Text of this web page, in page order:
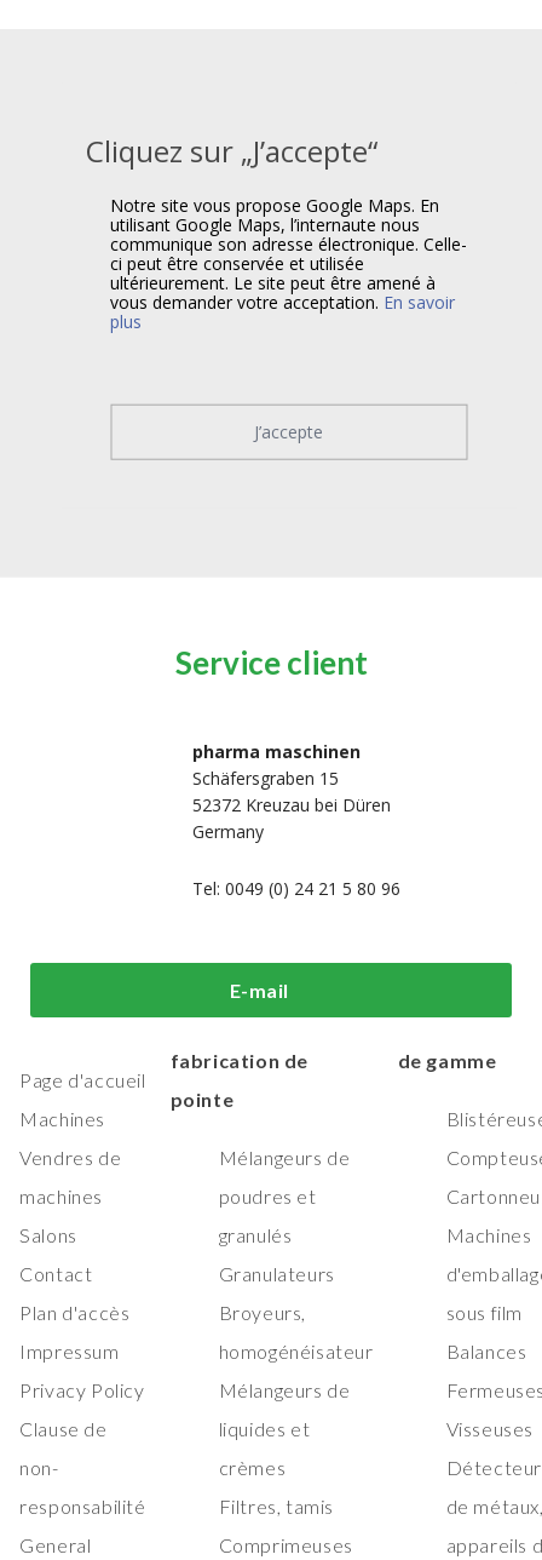
Service client
pharma maschinen
Schäfersgraben 15
52372 Kreuzau bei Düren
Germany
Tel: 0049 (0) 24 21 5 80 96
E-mail
Cliquez sur „J’accepte“
Notre site vous propose Google Maps. En
utilisant Google Maps, l’internaute nous
communique son adresse électronique. Celle-
ci peut être conservée et utilisée
ultérieurement. Le site peut être amené à
vous demander votre acceptation. En savoir
plus
J’accepte
Page d'accueil
Machines
Vendres de
machines
Salons
Contact
Plan d'accès
Impressum
Privacy Policy
Clause de
non-
responsabilité
General
Machines de
traitement et de
fabrication de
pointe
Mélangeurs de
poudres et
granulés
Granulateurs
Broyeurs,
homogénéisateur
Mélangeurs de
liquides et
crèmes
Filtres, tamis
Comprimeuses
d'emballage
de gamme
Machines
sous film
Balances
Visseuses
de
appareils